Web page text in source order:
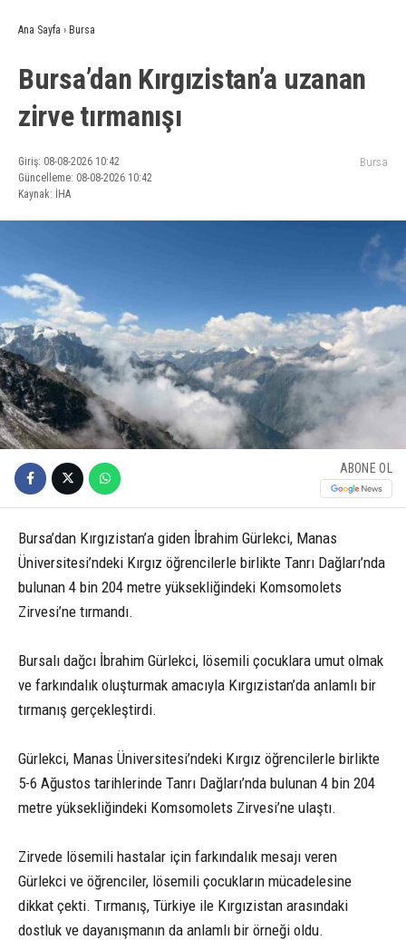
Ana Sayfa › Bursa
Bursa’dan Kırgızistan’a uzanan
zirve tırmanışı
Giriş: 08-08-2026 10:42
Güncelleme: 08-08-2026 10:42
Kaynak: İHA
Bursa
ABONE OL
Bursa’dan Kırgızistan’a giden İbrahim Gürlekci, Manas
Üniversitesi’ndeki Kırgız öğrencilerle birlikte Tanrı Dağları’nda
bulunan 4 bin 204 metre yüksekliğindeki Komsomolets
Zirvesi’ne tırmandı.
Bursalı dağcı İbrahim Gürlekci, lösemili çocuklara umut olmak
ve farkındalık oluşturmak amacıyla Kırgızistan’da anlamlı bir
tırmanış gerçekleştirdi.
Gürlekci, Manas Üniversitesi’ndeki Kırgız öğrencilerle birlikte
5-6 Ağustos tarihlerinde Tanrı Dağları’nda bulunan 4 bin 204
metre yüksekliğindeki Komsomolets Zirvesi’ne ulaştı.
Zirvede lösemili hastalar için farkındalık mesajı veren
Gürlekci ve öğrenciler, lösemili çocukların mücadelesine
dikkat çekti. Tırmanış, Türkiye ile Kırgızistan arasındaki
dostluk ve dayanışmanın da anlamlı bir örneği oldu.